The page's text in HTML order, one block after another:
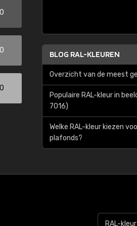
BLOG RAL-KLEUREN
Overzicht van de meest
Populaire RAL-kleur in
7016)
Welke RAL-kleur kiezen
plafonds?